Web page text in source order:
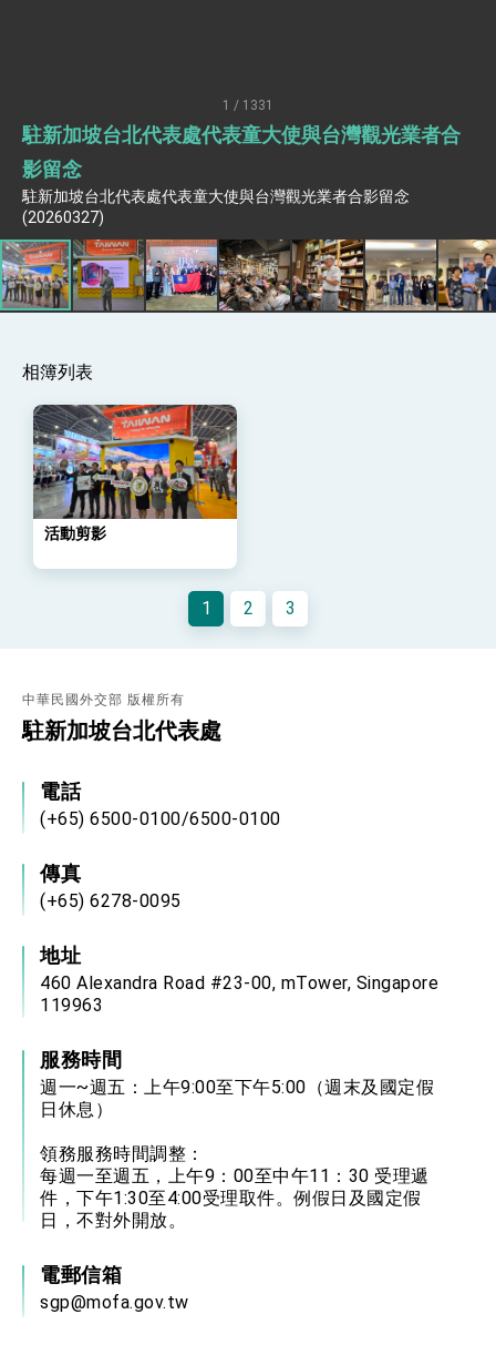
領 下一個世代的繁榮
外交部長林佳龍接受印尼「時代雜誌」專訪，闡
述印太安全局勢，籲深化台印尼半導體供應鏈合
外交部長林佳龍接見美國智庫「德國馬歇爾基金
臺美經貿談判獲階段性成果 卓揆期勉爭取時間完
成「臺美對等貿易協定」簽署
卓揆：臺美關稅談判階段性結果有助臺灣取得有
利戰略地位 全力支持「臺美對等貿易協定」簽署
民調顯示多數國人滿意政府外交表現，高度支持
「總合外交」與台歐美日關係深化
總統以「韌性之島，希望之光」為題發表2026新
年談話
總統主持「守護民主台灣國安行動方案」記者
變局中 奮起的新臺灣 總統發表國慶演說
總統發表執政周年談話 盼面對未來挑戰 堅持
團結 迎風轉型 穩健前行
總統重要談話
外交部重要言論
1 / 1331
駐新加坡台北代表處代表童大使與台灣觀光業者合
影留念
駐新加坡台北代表處代表童大使與台灣觀光業者合影留念
(20260327)
相簿列表
活動剪影
1 2 3
中華民國外交部 版權所有
駐新加坡台北代表處
電話
(+65) 6500-0100/6500-0100
傳真
(+65) 6278-0095
地址
460 Alexandra Road #23-00, mTower, Singapore
119963
服務時間
週一~週五：上午9:00至下午5:00（週末及國定假
日休息）
領務服務時間調整：
每週一至週五，上午9：00至中午11：30 受理遞
件，下午1:30至4:00受理取件。例假日及國定假
日，不對外開放。
電郵信箱
sgp@mofa.gov.tw